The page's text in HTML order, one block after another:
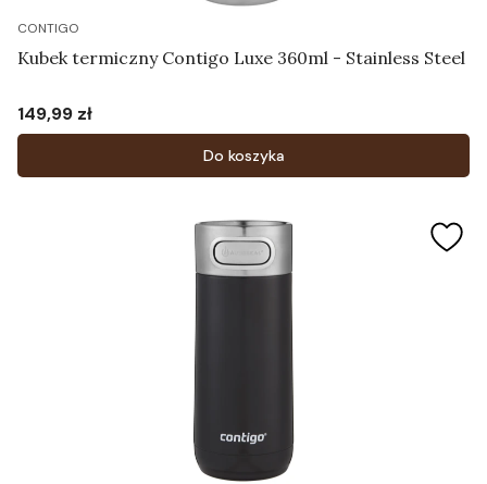
CONTIGO
Kubek termiczny Contigo Luxe 360ml - Stainless Steel
Cena
149,99 zł
Do koszyka